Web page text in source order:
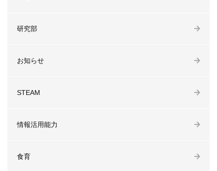
研究部
お知らせ
STEAM
情報活用能力
食育